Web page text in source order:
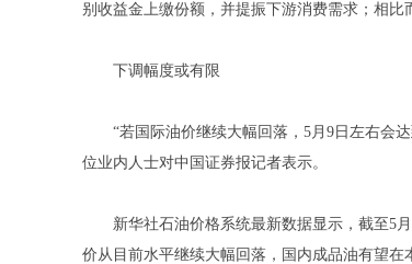
别收益金上缴份额，并提振下游消费需求；相比
下调幅度或有限
“若国际油价继续大幅回落，5月9日左右会达
位业内人士对中国证券报记者表示。
新华社石油价格系统最新数据显示，截至5月
价从目前水平继续大幅回落，国内成品油有望